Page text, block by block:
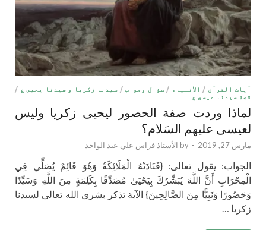
آيات القرآن / الأنبياء /سؤال وجواب / سيدنا زكريا و سيدنا يحيى ؏ /
قصة سيدنا عيسى ؏
لماذا وردت صفة الحصور ليحيى زكريا وليس
لعيسى عليهم السَلام؟
مارس 27, 2019 -
by الأستاذ فراس علي عبد الواحد
الجواب: يقول تعالى: {فَنَادَتْهُ الْمَلَائِكَةُ وَهُوَ قَائِمٌ يُصَلِّي فِي
الْمِحْرَابِ أَنَّ اللَّهَ يُبَشِّرُكَ بِيَحْيَىٰ مُصَدِّقًا بِكَلِمَةٍ مِنَ اللَّهِ وَسَيِّدًا
وَحَصُورًا وَنَبِيًّا مِنَ الصَّالِحِينَ} الآية تذكر بشرى الله تعالى لسيدنا
زكريا …